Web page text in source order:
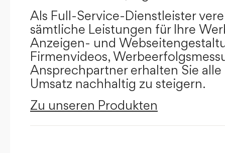
Als Full-Service-Dienstleister
sämtliche Leistungen für Ihre
Anzeigen- und
Firmenvideos,
Ansprechpartner erhalten Sie
Umsatz nachhaltig zu steigern.
Zu unseren Produkten